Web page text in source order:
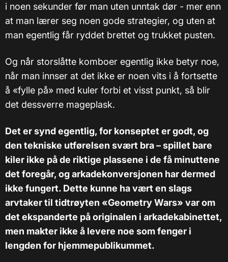
i noen sekunder før man uten unntak dør - mer enn
at man lærer seg noen gode strategier, og uten at
man egentlig får ryddet brettet og trukket pusten.
Og når storslåtte komboer egentlig ikke betyr noe,
når man innser at det ikke er noen vits i å fortsette
å «fylle på» med kuler forbi et visst punkt, så blir
det dessverre mageplask.
Det er synd egentlig, for konseptet er godt, og
den tekniske utførelsen svært bra – spillet bare
kiler ikke på de riktige plassene i de få minuttene
det foregår, og arkadekonversjonen har dermed
ikke fungert. Dette kunne ha vært en slags
arvtaker til tidtrøyten «Geometry Wars» var om
det ekspanderte på originalen i arkadekabinettet,
men makter ikke å levere noe som fenger i
lengden for hjemmepublikummet.